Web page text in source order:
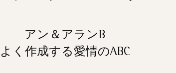
アン＆アランB
よく作成する愛情のABC